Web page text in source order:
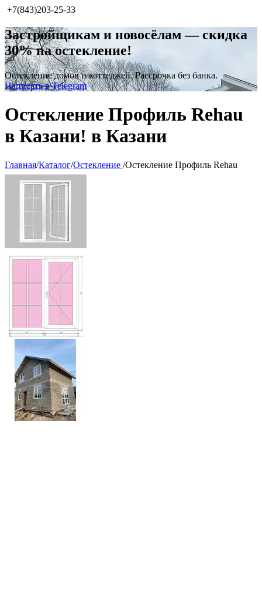
+7(843)203-25-33
Застройщикам и новосёлам — скидка
30% на остекление!
Остекление домов и коттеджей. Рассрочка без банка.
Написать в Telegram
Остекление Профиль Rehau
в Казани! в Казани
Главная/Каталог/Остекление /Остекление Профиль Rehau